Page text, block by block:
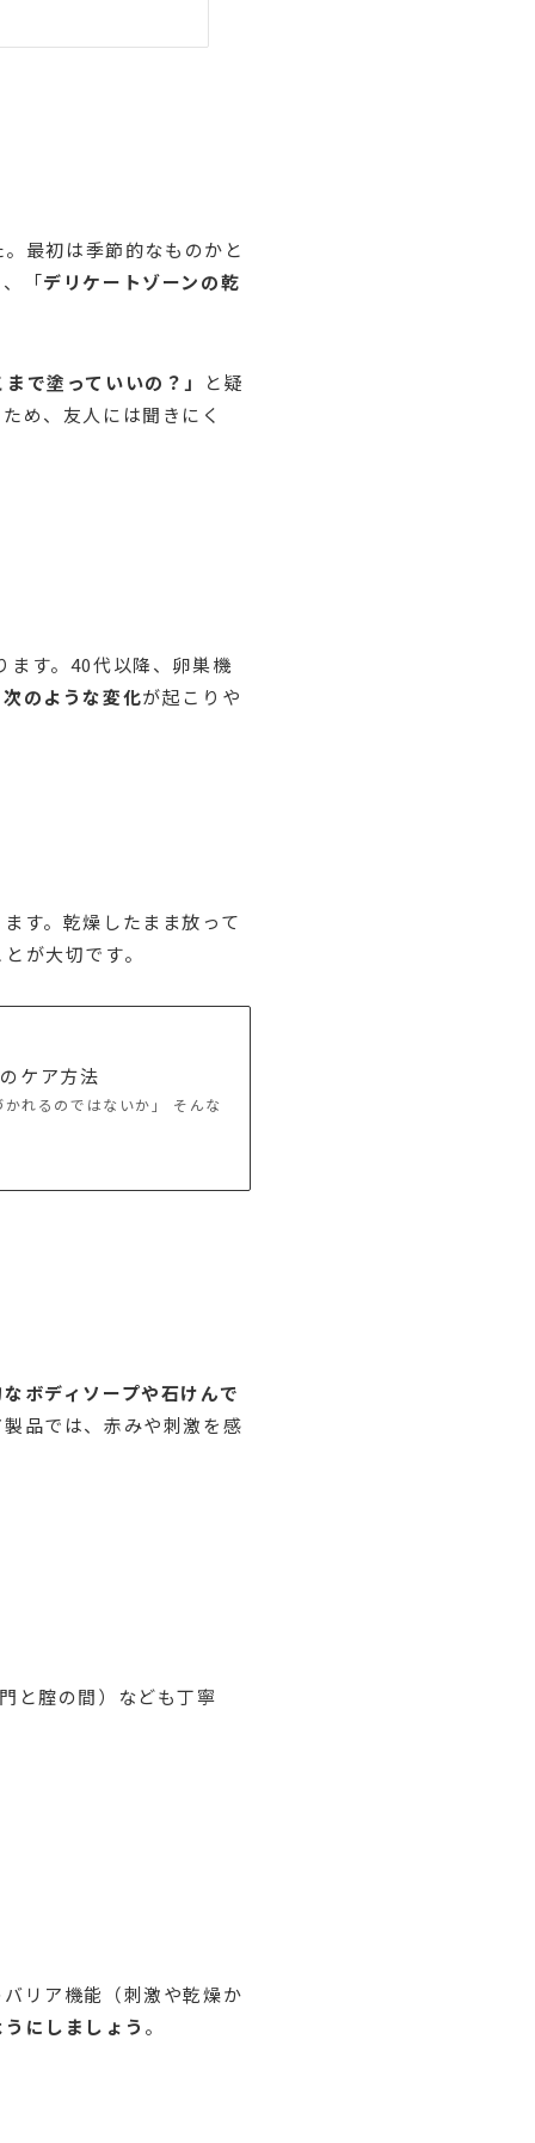
最初は季節的なものかと
「デリケートゾーンの乾
で塗っていいの？」
と疑
め、友人には聞きにく
ます。40代以降、卵巣機
のような変化が起こりや
す。乾燥したまま放って
とが大切です。
ケア方法
れるのではないか」 そんな
ボディソープや石けんで
品では、赤みや刺激を感
と腟の間）なども丁寧
リア機能（刺激や乾燥か
にしましょう 。